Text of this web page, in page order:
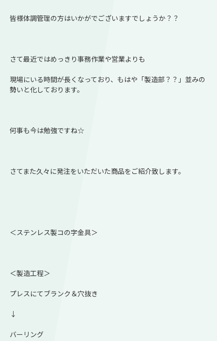
皆様体調管理の方はいかがでございますでしょうか？？
さて最近ではめっきり事務作業や営業よりも
現場にいる時間が長くなっており、もはや「製造部？？」並みの
勢いと化しております。
何事も今は勉強ですね☆
さてまた久々に発注をいただいた商品をご紹介致します。
＜ステンレス製コの字金具＞
＜製造工程＞
プレスにてブランク＆穴抜き
↓
バーリング